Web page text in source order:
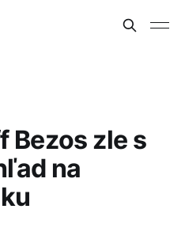
Bezos zle s
na